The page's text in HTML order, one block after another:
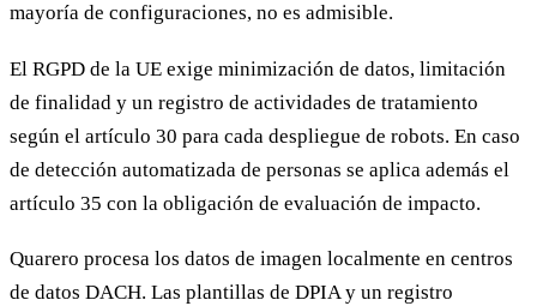
mayoría de configuraciones, no es admisible.
El RGPD de la UE exige minimización de datos, limitación
de finalidad y un registro de actividades de tratamiento
según el artículo 30 para cada despliegue de robots. En caso
de detección automatizada de personas se aplica además el
artículo 35 con la obligación de evaluación de impacto.
Quarero procesa los datos de imagen localmente en centros
de datos DACH. Las plantillas de DPIA y un registro